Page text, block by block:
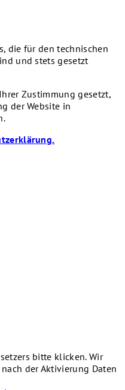
die für den technischen
und stets gesetzt
Zustimmung gesetzt,
der Website in
bitte klicken. Wir
der Aktivierung Daten